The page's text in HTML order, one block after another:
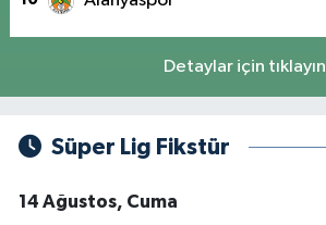
Detaylar için tıklayın
Süper Lig Fikstür
14 Ağustos, Cuma